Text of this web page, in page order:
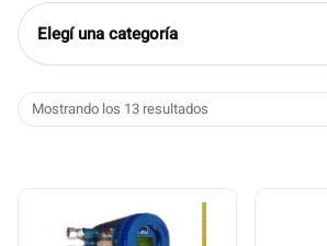
Mostrando los 13 resultados
Elegí
una
categoría